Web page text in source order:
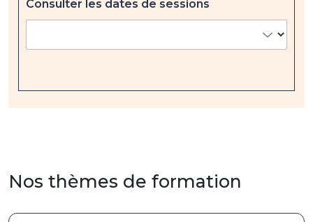
Consulter les dates de sessions
Nos thèmes de formation